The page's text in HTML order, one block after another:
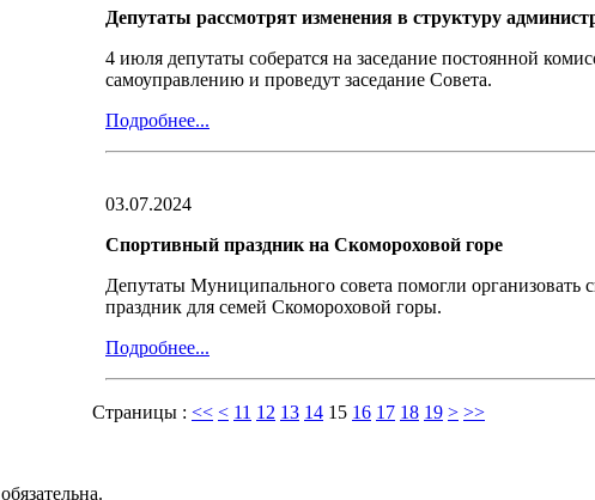
Депутаты рассмотрят изменения в структуру
4 июля депутаты собератся на заседание постоянной
самоуправлению и проведут заседание Совета.
Подробнее...
03.07.2024
Спортивный праздник на Скомороховой горе
Депутаты Муниципального совета помогли организовать
праздник для семей Скомороховой горы.
Подробнее...
Страницы : << < 11 12 13 14 15 16 17 18 19 > >>
обязательна.